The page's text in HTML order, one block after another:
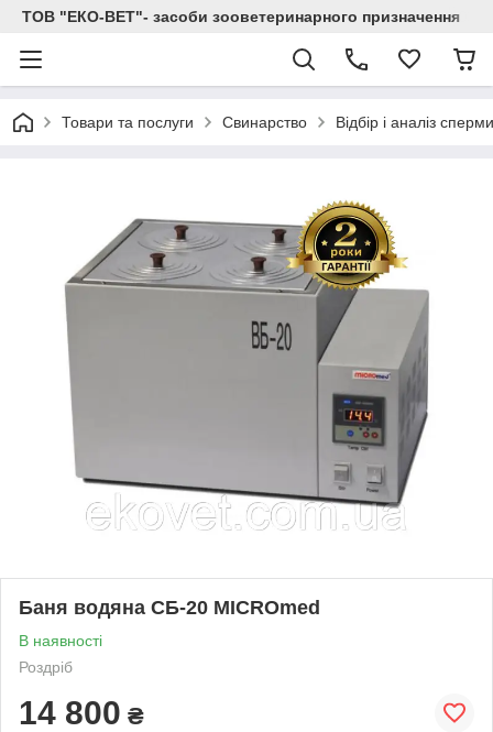
ТОВ "ЕКО-ВЕТ"- засоби зооветеринарного призначення
Товари та послуги Свинарство Відбір і аналіз
Баня водяна СБ-20 MICROmed
В наявності
Роздріб
14 800 ₴